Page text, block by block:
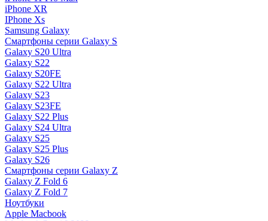
iPhone XR
IPhone Xs
Samsung Galaxy
Смартфоны серии Galaxy S
Galaxy S20 Ultra
Galaxy S22
Galaxy S20FE
Galaxy S22 Ultra
Galaxy S23
Galaxy S23FE
Galaxy S22 Plus
Galaxy S24 Ultra
Galaxy S25
Galaxy S25 Plus
Galaxy S26
Смартфоны серии Galaxy Z
Galaxy Z Fold 6
Galaxy Z Fold 7
Ноутбуки
Apple Macbook